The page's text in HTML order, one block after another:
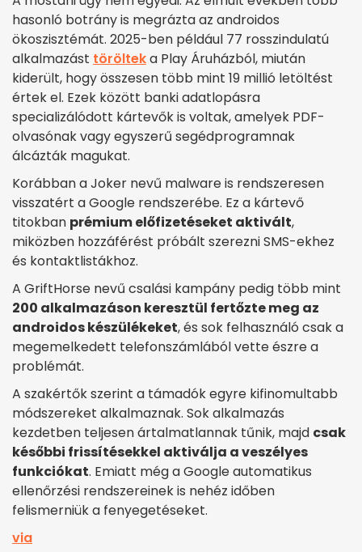
hasonló botrány is megrázta az androidos
ökoszisztémát. 2025-ben például 77 rosszindulatú
alkalmazást törölteka Play Áruházból, miután
kiderült, hogy összesen több mint 19 millió letöltést
értek el. Ezek között banki adatlopásra
specializálódott kártevők is voltak, amelyek PDF-
olvasónak vagy egyszerű segédprogramnak
álcázták magukat.
Korábban a Joker nevű malware is rendszeresen
visszatért a Google rendszerébe. Ez a kártevő
titokban prémium előfizetéseket aktivált,
miközben hozzáférést próbált szerezni SMS-ekhez
és kontaktlistákhoz.
A GriftHorse nevű csalási kampány pedig több mint
200 alkalmazáson keresztül fertőzte meg az
androidos készülékeket, és sok felhasználó csak a
megemelkedett telefonszámlából vette észre a
problémát.
A szakértők szerint a támadók egyre kifinomultabb
módszereket alkalmaznak. Sok alkalmazás
kezdetben teljesen ártalmatlannak tűnik, majd csak
későbbi frissítésekkel aktiválja a veszélyes
funkciókat. Emiatt még a Google automatikus
ellenőrzési rendszereinek is nehéz időben
felismerniük a fenyegetéseket.
via